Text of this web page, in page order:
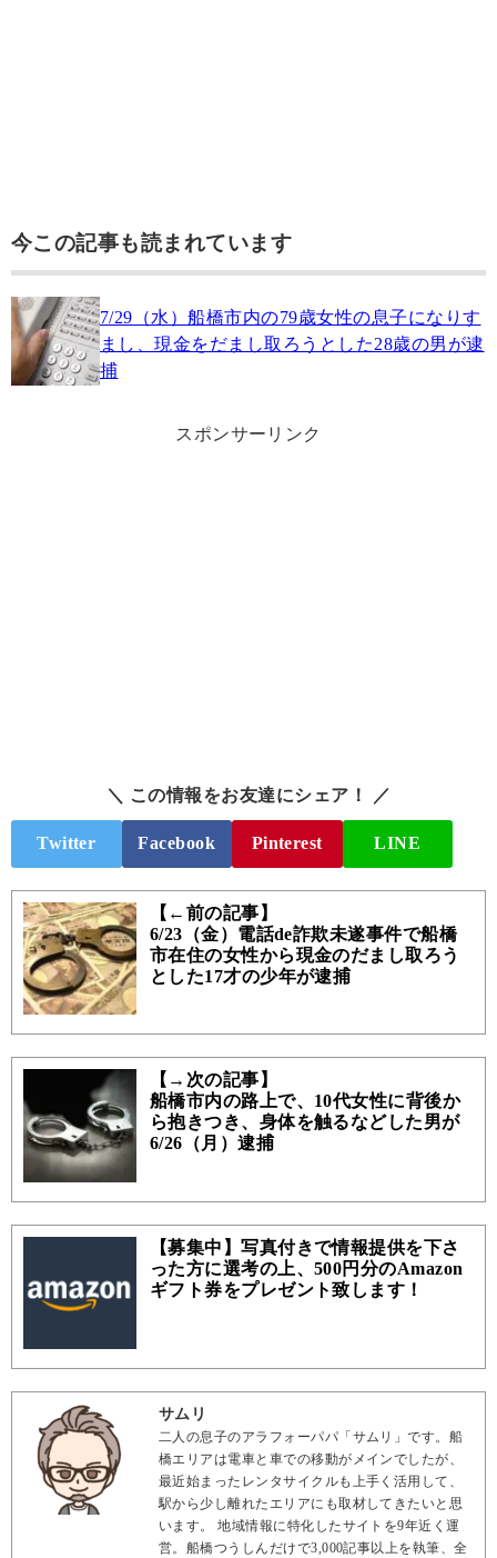
今この記事も読まれています
7/29（水）船橋市内の79歳女性の息子になりす
まし、現金をだまし取ろうとした28歳の男が逮
捕
スポンサーリンク
＼ この情報をお友達にシェア！ ／
Twitter Facebook Pinterest LINE
【←前の記事】
6/23（金）電話de詐欺未遂事件で船橋
市在住の女性から現金のだまし取ろう
とした17才の少年が逮捕
【→次の記事】
船橋市内の路上で、10代女性に背後か
ら抱きつき、身体を触るなどした男が
6/26（月）逮捕
【募集中】写真付きで情報提供を下さ
った方に選考の上、500円分のAmazon
ギフト券をプレゼント致します！
サムリ
二人の息子のアラフォーパパ「サムリ」です。船
橋エリアは電車と車での移動がメインでしたが、
最近始まったレンタサイクルも上手く活用して、
駅から少し離れたエリアにも取材してきたいと思
います。 地域情報に特化したサイトを9年近く運
営。船橋つうしんだけで3,000記事以上を執筆、全